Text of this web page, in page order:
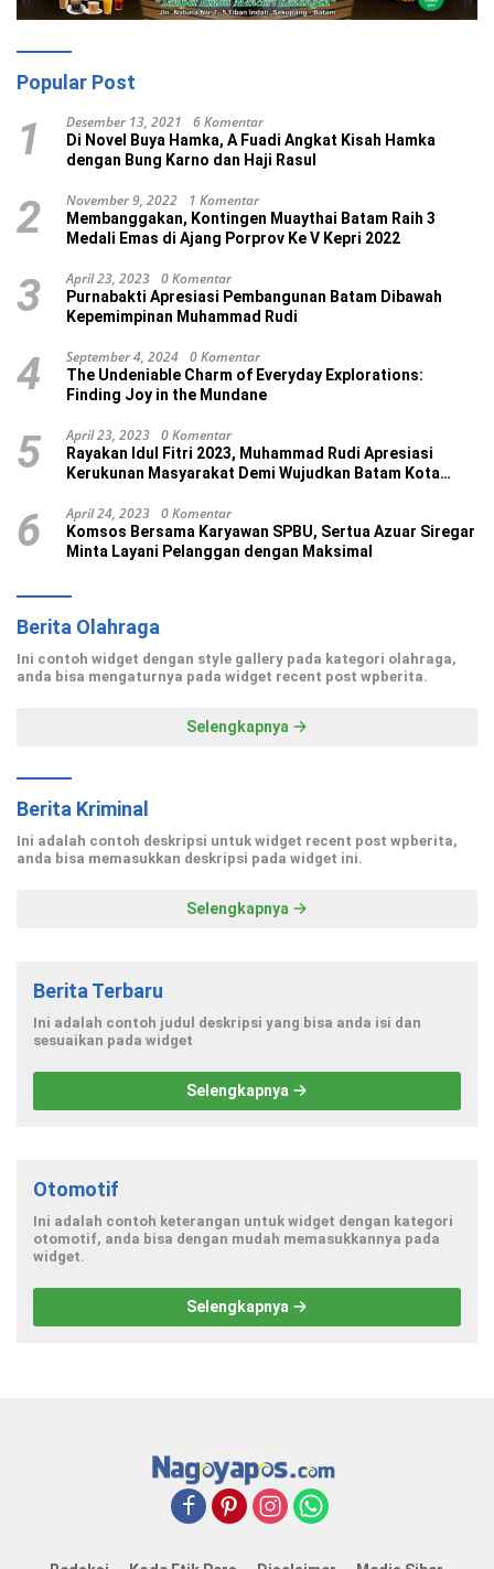
Popular Post
1 Desember 13, 2021 6 Komentar
Di Novel Buya Hamka, A Fuadi Angkat Kisah Hamka
dengan Bung Karno dan Haji Rasul
2 November 9, 2022 1 Komentar
Membanggakan, Kontingen Muaythai Batam Raih 3
Medali Emas di Ajang Porprov Ke V Kepri 2022
3 April 23, 2023 0 Komentar
Purnabakti Apresiasi Pembangunan Batam Dibawah
Kepemimpinan Muhammad Rudi
4 September 4, 2024 0 Komentar
The Undeniable Charm of Everyday Explorations:
Finding Joy in the Mundane
5 April 23, 2023 0 Komentar
Rayakan Idul Fitri 2023, Muhammad Rudi Apresiasi
Kerukunan Masyarakat Demi Wujudkan Batam Kota
6 April 24, 2023 0 Komentar
Komsos Bersama Karyawan SPBU, Sertua Azuar Siregar
Minta Layani Pelanggan dengan Maksimal
Berita Olahraga
Ini contoh widget dengan style gallery pada kategori olahraga,
anda bisa mengaturnya pada widget recent post wpberita.
Selengkapnya
Berita Kriminal
Ini adalah contoh deskripsi untuk widget recent post wpberita,
anda bisa memasukkan deskripsi pada widget ini.
Selengkapnya
Berita Terbaru
Ini adalah contoh judul deskripsi yang bisa anda isi dan
sesuaikan pada widget
Selengkapnya
Otomotif
Ini adalah contoh keterangan untuk widget dengan kategori
otomotif, anda bisa dengan mudah memasukkannya pada
widget.
Selengkapnya